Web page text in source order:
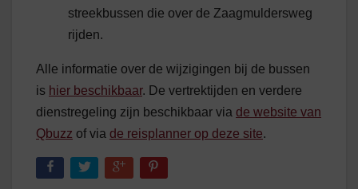
streekbussen die over de Zaagmuldersweg
rijden.
Alle informatie over de wijzigingen bij de bussen
is hier beschikbaar. De vertrektijden en verdere
dienstregeling zijn beschikbaar via de website van
Qbuzz of via de reisplanner op deze site.